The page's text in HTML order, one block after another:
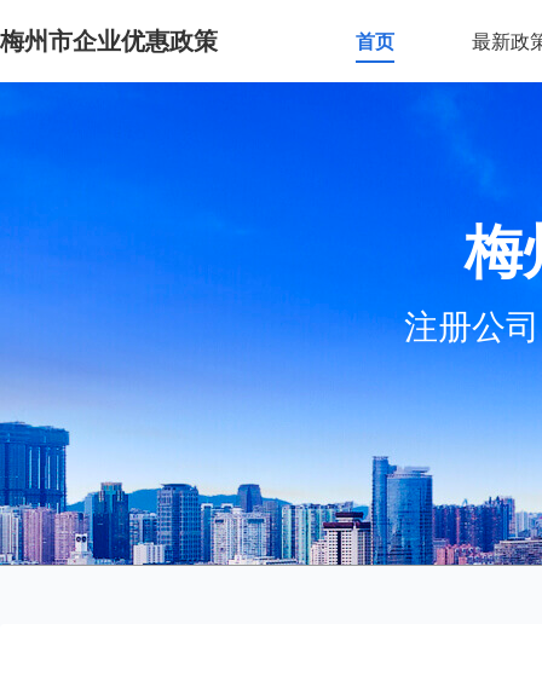
梅州市企业优惠政策 首页 最新政
梅
注册公